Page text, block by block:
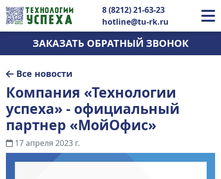
8 (8212) 21-63-23
hotline@tu-rk.ru
ЗАКАЗАТЬ ОБРАТНЫЙ ЗВОНОК
Компания «Технологии
успеха» - официальный
партнер «МойОфис»
Все новости
17 апреля 2023 г.